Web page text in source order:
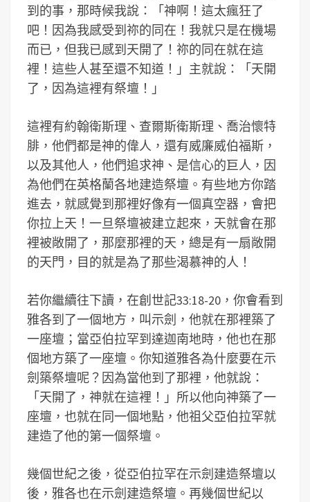
到的事，那時候我說：「神啊！這太瘋狂了
吧！因為我感受到祢的同在！我就只是在機場
而已，但我已感到天開了！祢的同在就在這
裡！這些人甚至還不知道！」主就說：「天開
了，因為這裡有祭壇！」
這裡有約翰衛斯理、查爾斯衛斯理、喬治懷特
腓，他們都是神的偉人，還有威廉威伯福斯，
以及其他人，他們追求神、是信心的巨人，因
為他們在英格蘭各地建造祭壇。有些地方你踏
進去，就感覺到那裡好像有一個真空器，會把
你拉上天！一旦祭壇被建立起來，天就會在那
裡被敞開了，那麼那裡的天，總是有一扇敞開
的天門，目的就是為了那些渴慕神的人！
若你繼續往下讀，在創世記33:18-20，你會看到
雅各到了一個地方，叫示劍，他就在那裡築了
一座壇；當亞伯拉罕到達迦南地時，他也在那
個地方築了一座壇。你知道雅各為什麼要在示
劍築祭壇呢？因為當他到了那裡，他就說：
「天開了，神就在這裡！」所以他向神築了一
座壇，也就在同一個地點，他祖父亞伯拉罕就
建造了他的第一個祭壇。
幾個世紀之後，從亞伯拉罕在示劍建造祭壇以
後，雅各也在示劍建造祭壇。再幾個世紀以